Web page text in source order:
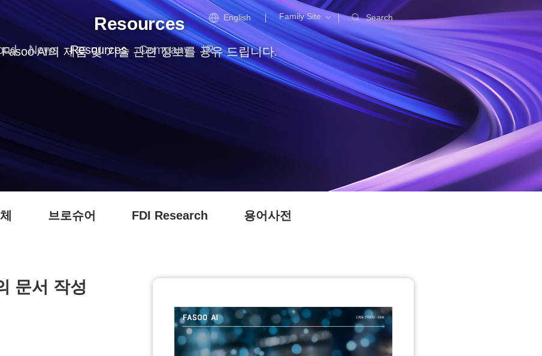
English Family Site Search
News Resources Company IR
Resources
Fasoo AI의 제품 및 기술 관련 정보를 공유 드립니다.
브로슈어 FDI Research 용어사전
문서 작성